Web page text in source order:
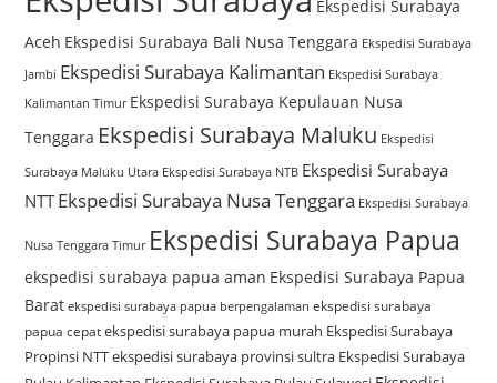
Ekspedisi Surabaya
Aceh Ekspedisi Surabaya Bali Nusa Tenggara Ekspedisi Surabaya
Jambi Ekspedisi Surabaya Kalimantan Ekspedisi Surabaya
Kalimantan Timur Ekspedisi Surabaya Kepulauan Nusa
Tenggara Ekspedisi Surabaya Maluku Ekspedisi
Surabaya Maluku Utara Ekspedisi Surabaya NTB Ekspedisi Surabaya
NTTEkspedisi Surabaya Nusa Tenggara Ekspedisi Surabaya
Nusa Tenggara Timur Ekspedisi Surabaya Papua
ekspedisi surabaya papua aman Ekspedisi Surabaya Papua
Barat ekspedisi surabaya papua berpengalaman ekspedisi surabaya
papua cepat ekspedisi surabaya papua murah Ekspedisi Surabaya
Propinsi NTTekspedisi surabaya provinsi sultra Ekspedisi Surabaya